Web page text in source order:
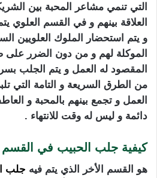
التي تنمي مشاعر المحبة بين
العلاقة بينهم و في القسم العلوي
و يتم استحضار الملوك العلويين
الموكلة لهم و من دون الضرر على
المقصود له العمل و يتم الجلب
من الطرق السريعة و التامة
العمل و تجمع بينهم بالمحبة و
دائمة و ليس له وقت للانتهاء .
كيفية جلب الحبيب في
هو القسم الأخر الذي يتم فيه جلب